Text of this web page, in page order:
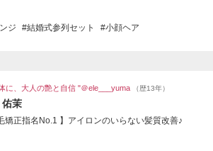
ジ 結婚式参列セット 小顔ヘア
に、大人の艶と自信 "＠ele___yuma （歴13年）
佑茉
矯正指名No.1 】アイロンのいらない髪質改善♪